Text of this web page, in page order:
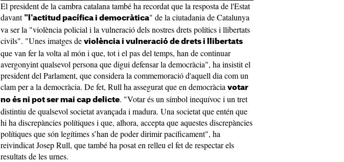
El president de la cambra catalana també ha recordat que la resposta de l'Estat
davant "l'actitud pacífica i democràtica" de la ciutadania de Catalunya
va ser la "violència policial i la vulneració dels nostres drets polítics i llibertats
civils". "Unes imatges de violència i vulneració de drets i llibertats
que van fer la volta al món i que, tot i el pas del temps, han de continuar
avergonyint qualsevol persona que digui defensar la democràcia", ha insistit el
president del Parlament, que considera la commemoració d'aquell dia com un
clam per a la democràcia. De fet, Rull ha assegurat que en democràcia votar
no és ni pot ser mai cap delicte. "Votar és un símbol inequívoc i un tret
distintiu de qualsevol societat avançada i madura. Una societat que entén que
hi ha discrepàncies polítiques i que, alhora, accepta que aquestes discrepàncies
polítiques que són legítimes s’han de poder dirimir pacíficament", ha
reivindicat Josep Rull, que també ha posat en relleu el fet de respectar els
resultats de les urnes.